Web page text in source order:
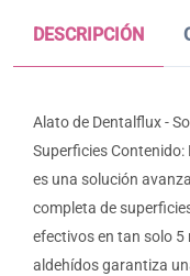
DESCRIPCIÓN
Alato de Dentalflux -
Superficies
es una solución
completa de
efectivos en tan solo
aldehídos garantiza